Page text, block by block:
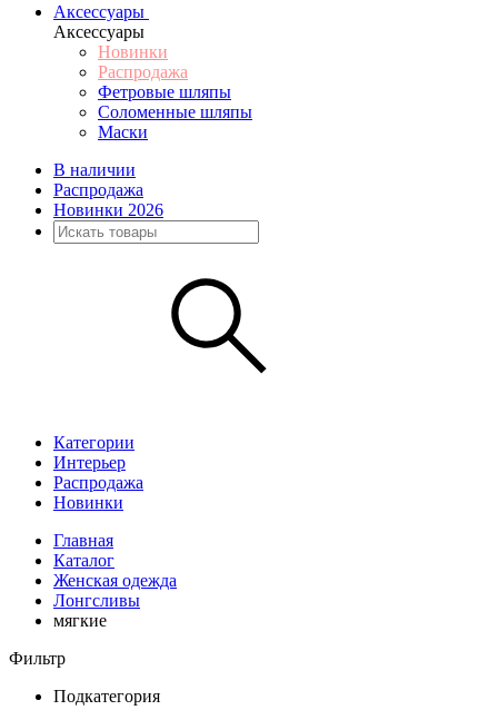
Аксессуары
Аксессуары
Новинки
Распродажа
Фетровые шляпы
Соломенные шляпы
Маски
В наличии
Распродажа
Новинки 2026
Категории
Интерьер
Распродажа
Новинки
Главная
Каталог
Женская одежда
Лонгсливы
мягкие
Фильтр
Подкатегория